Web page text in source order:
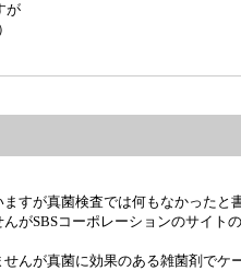
が
すが真菌検査では何もなかったと
がSBSコーポレーションのサイト
んが真菌に効果のある雑菌剤でケ